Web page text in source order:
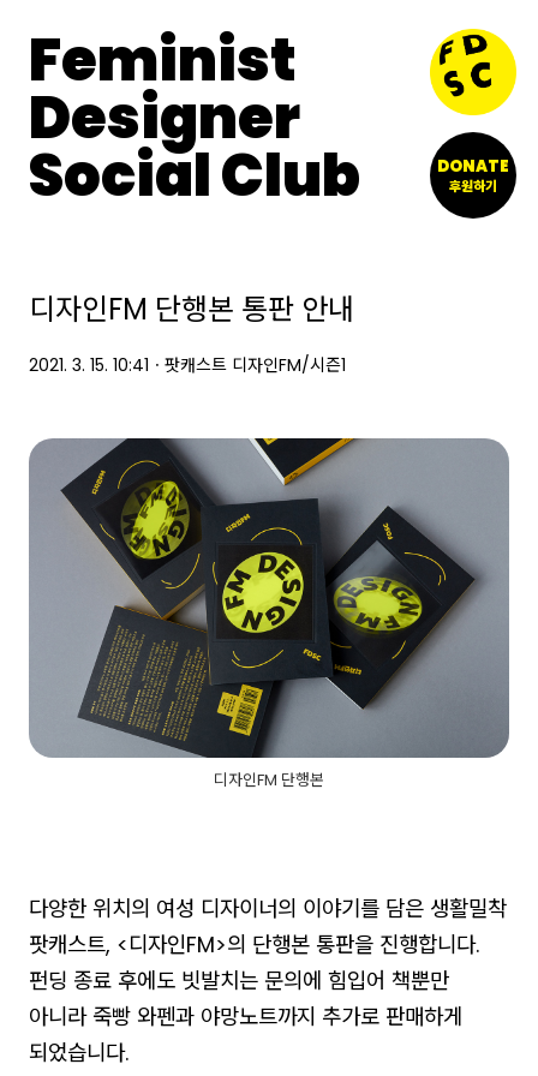
Feminist
Designer
Social Club DONATE
후원하기
디자인FM 단행본 통판 안내
2021. 3. 15. 10:41 ㆍ 팟캐스트 디자인FM/시즌1
디자인FM 단행본
다양한 위치의 여성 디자이너의 이야기를 담은 생활밀착
팟캐스트, <디자인FM>의 단행본 통판을 진행합니다.
펀딩 종료 후에도 빗발치는 문의에 힘입어 책뿐만
아니라 죽빵 와펜과 야망노트까지 추가로 판매하게
되었습니다.